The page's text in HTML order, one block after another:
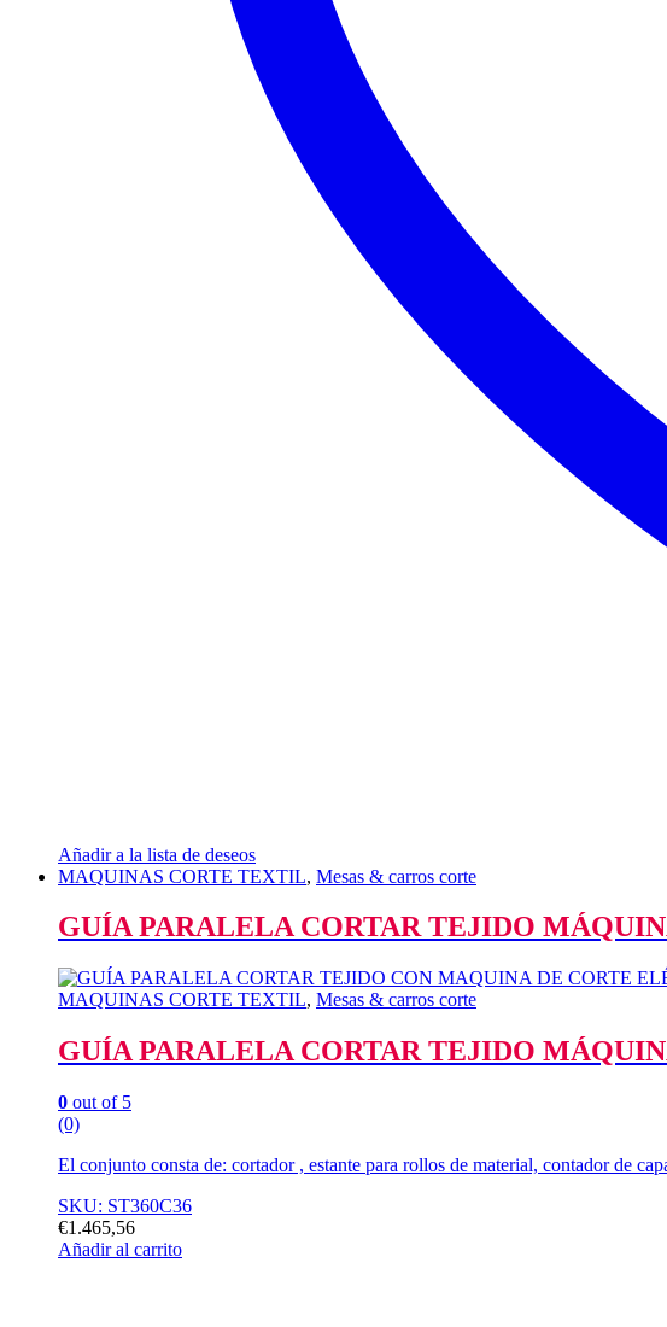
Añadir a la lista de deseos
MAQUINAS CORTE TEXTIL, Mesas & carros corte
GUÍA PARALELA CORTAR TEJIDO
MAQUINAS CORTE TEXTIL, Mesas & carros corte
GUÍA PARALELA CORTAR TEJIDO
0 out of 5
(0)
El conjunto consta de: cortador , estante para rollos de material, contador de
SKU: ST360C36
€1.465,56
Añadir al carrito